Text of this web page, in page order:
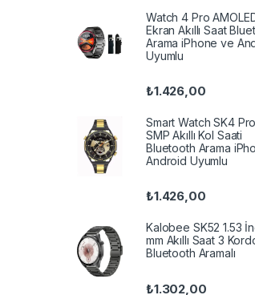
Watch 4 Pro
Ekran Akıllı Saat
Arama iPhone ve
Uyumlu
₺1.426,00
Smart Watch SK4
SMP Akıllı Kol Saati
Bluetooth Arama
Android Uyumlu
₺1.426,00
Kalobee SK52 1.53
mm Akıllı Saat 3
Bluetooth Aramalı
₺1.302,00